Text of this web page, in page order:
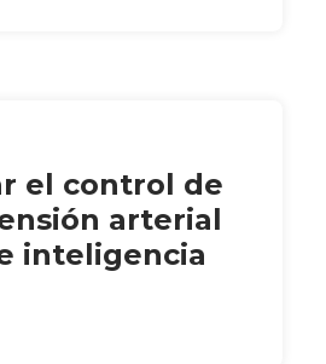
el control de
arterial
inteligencia